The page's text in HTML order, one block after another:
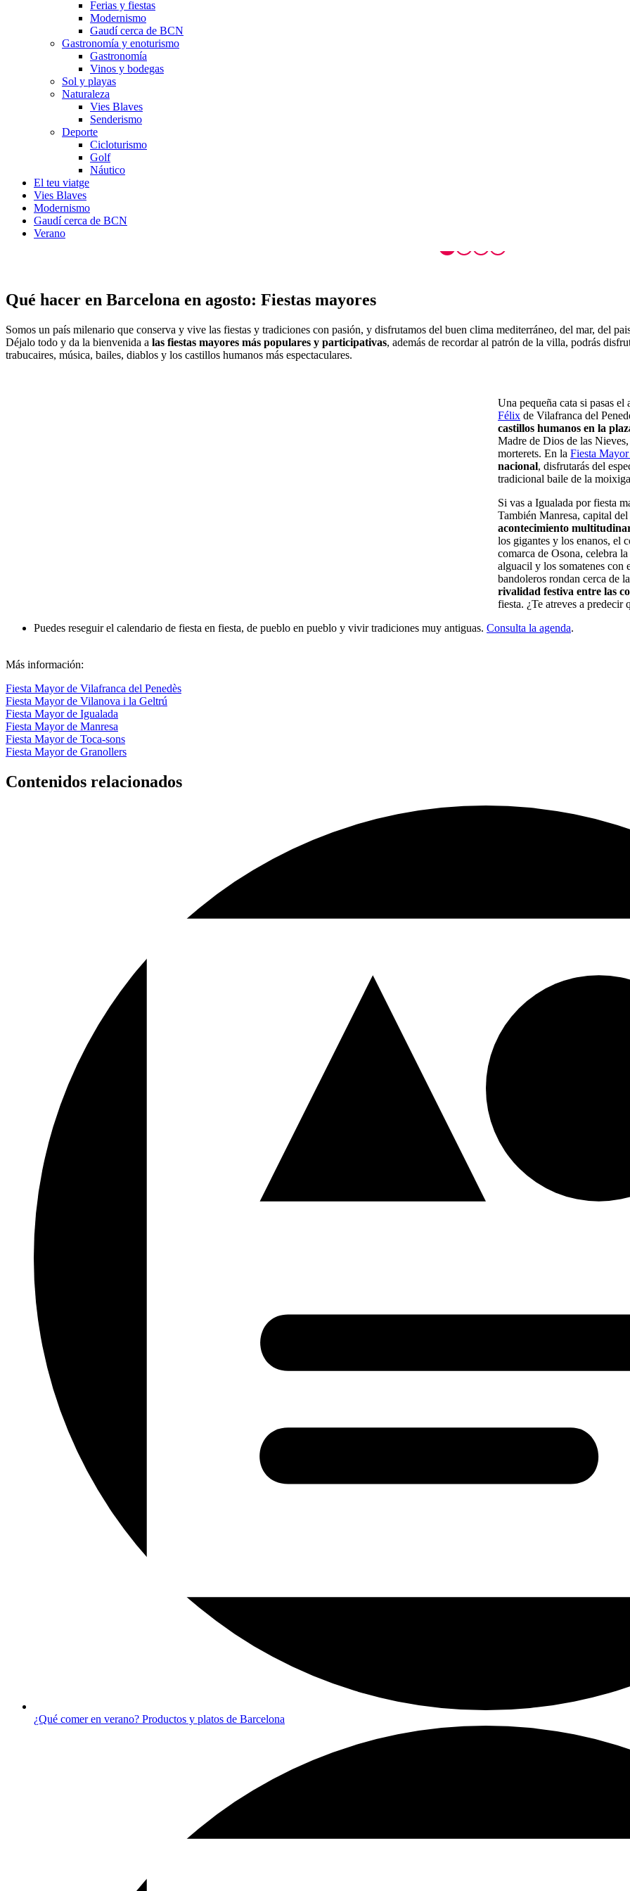
Ferias y fiestas
Modernismo
Gaudí cerca de BCN
Gastronomía y enoturismo
Gastronomía
Vinos y bodegas
Sol y playas
Naturaleza
Vies Blaves
Senderismo
Deporte
Cicloturismo
Golf
Náutico
El teu viatge
Vies Blaves
Modernismo
Gaudí cerca de BCN
Verano
Qué hacer en Barcelona en agosto: Fiestas mayores
Somos un país milenario que conserva y vive las fiestas y tradiciones con pasión, y disfrutamos del buen clima mediterráneo, del mar, del
Una pequeña cata si pasas
Félixde Vilafranca del
castillos humanos en la
Madre de Dios de las
Fiesta
nacional, disfrutarás del
tradicional baile de la
Si vas a Igualada por fiesta
También Manresa, capital del
acontecimiento
los gigantes y los enanos, el
comarca de Osona, celebra
alguacil y los somatenes con
bandoleros rondan cerca
rivalidad festiva entre las
Puedes reseguir el calendario de fiesta en fiesta, de pueblo en pueblo y vivir tradiciones muy antiguas.
Más información:
Fiesta Mayor de Vilafranca del Penedès
Fiesta Mayor de Vilanova i la Geltrú
Fiesta Mayor de Igualada
Fiesta Mayor de Manresa
Fiesta Mayor de Toca-sons
Fiesta Mayor de Granollers